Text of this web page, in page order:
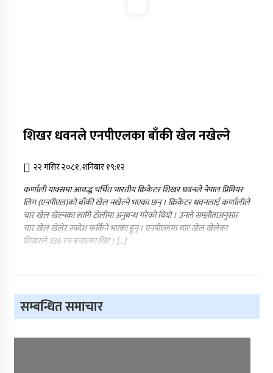
शिखर धवनले एनपीएलका बाँकी खेल नखेल्ने
२२ मंसिर २०८१, शनिबार १९:१२
कर्णाली याक्समा आवद्ध चर्चित भारतीय क्रिकेटर शिखर धवनले नेपाल प्रिमियर
लिग (एनपीएल)को बाँकी खेल नखेल्ने भएका छन् । क्रिकेटर धवनलाई कर्णालीले
चार खेल खेल्नका लागि टोलीमा अनुबन्ध गरेको थियो । उनले सम्झौताअनुसार
चार खेल खेलेर स्वदेश फर्किने भएका हुन् । एनपीएलमा चार खेल खेलेका
शिखरले १३६ रन बनाएका थिए । […]
सम्बन्धित समाचार